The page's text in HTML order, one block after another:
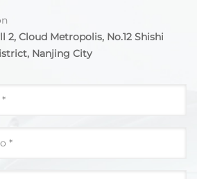
2, Cloud Metropolis, No.12 Shishi
Nanjing City